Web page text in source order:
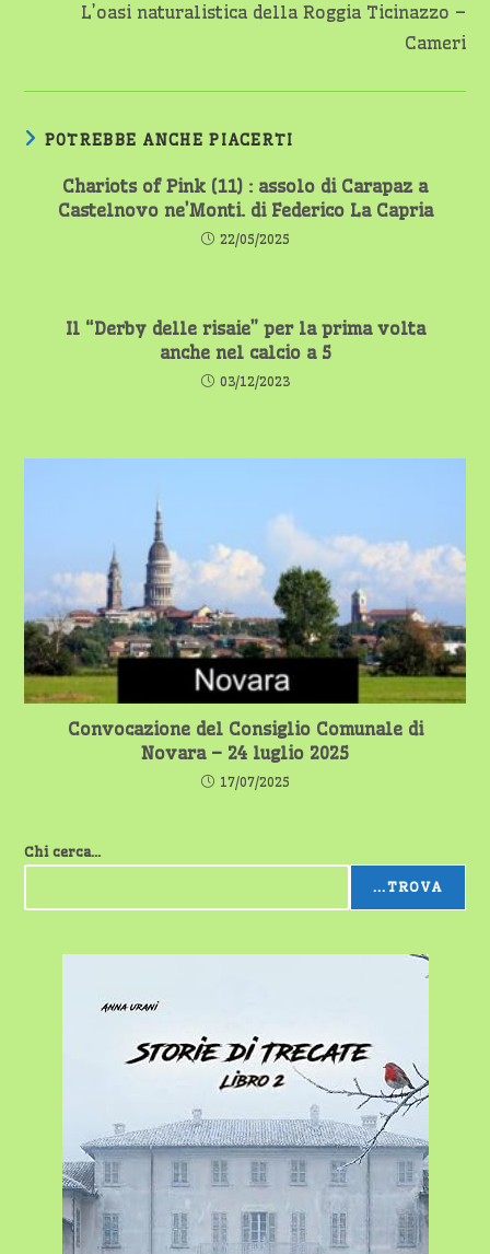
L’oasi naturalistica della Roggia Ticinazzo –
Cameri
POTREBBE ANCHE PIACERTI
Chariots of Pink (11) : assolo di Carapaz a
Castelnovo ne’Monti. di Federico La Capria
22/05/2025
Il “Derby delle risaie” per la prima volta
anche nel calcio a 5
03/12/2023
Convocazione del Consiglio Comunale di
Novara – 24 luglio 2025
17/07/2025
Chi cerca...
...TROVA